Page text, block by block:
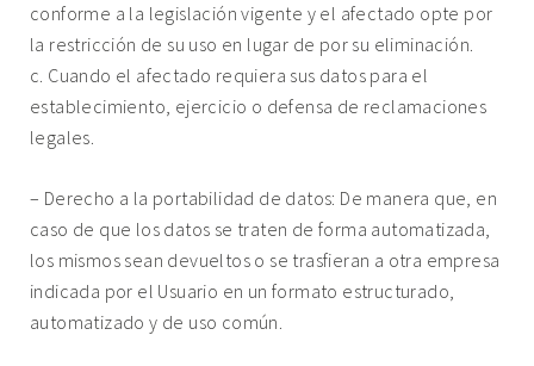
conforme a la legislación vigente y el afectado opte por
la restricción de su uso en lugar de por su eliminación.
c. Cuando el afectado requiera sus datos para el
establecimiento, ejercicio o defensa de reclamaciones
legales.
– Derecho a la portabilidad de datos: De manera que, en
caso de que los datos se traten de forma automatizada,
los mismos sean devueltos o se trasfieran a otra empresa
indicada por el Usuario en un formato estructurado,
automatizado y de uso común.